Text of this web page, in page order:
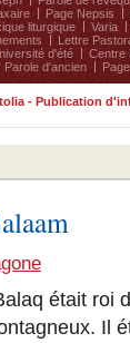
Page Nepsis
liturgique Varia
Lettre
d'été Centre
Parole d'ancien
- Publication
était roi
Il